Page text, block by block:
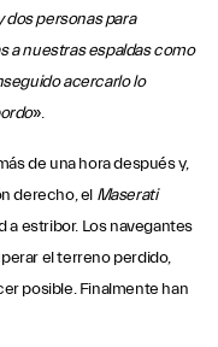
personas para
a nuestras espaldas como
acercarlo lo
».
de una hora después y,
derecho, el Maserati
a estribor. Los navegantes
el terreno perdido,
posible. Finalmente han